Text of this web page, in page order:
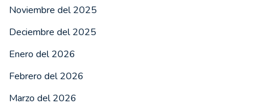
Noviembre del 2025
Deciembre del 2025
Enero del 2026
Febrero del 2026
Marzo del 2026